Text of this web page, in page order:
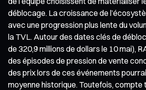
déblocage. La croissance de
avec une progression plus lente du
la TVL. Autour des dates clés de
de 320,9 millions de dollars le 10 mai),
des épisodes de pression de vente
des prix lors de ces événements
moyenne historique. Toutefois, compte